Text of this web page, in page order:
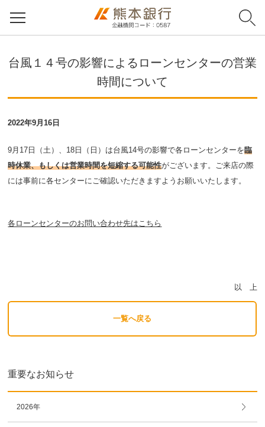
台風１４号の影響によるローンセンターの営業
時間について
2022年9月16日
9月17日（土）、18日（日）は台風14号の影響で各ローンセンターを臨
時休業、もしくは営業時間を短縮する可能性がございます。ご来店の際
には事前に各センターにご確認いただきますようお願いいたします。
各ローンセンターのお問い合わせ先はこちら
以 上
一覧へ戻る
重要なお知らせ
2026年